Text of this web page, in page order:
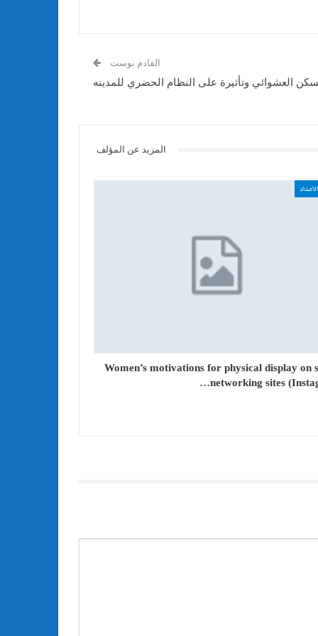
القادم بوست
العشوائي وتأثيرة على النظام الحضري للمدينه
المزيد عن المؤلف
Women’s motivations for physical display on
networking sites